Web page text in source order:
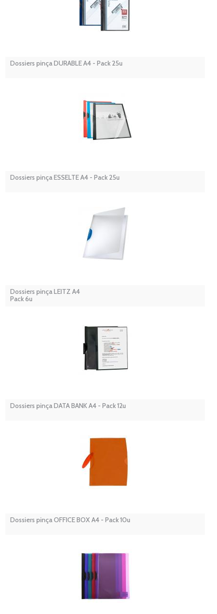
Dossiers pinça DURABLE A4 - Pack 25u
Dossiers pinça ESSELTE A4 - Pack 25u
Dossiers pinça LEITZ A4
Pack 6u
Dossiers pinça DATA BANK A4 - Pack 12u
Dossiers pinça OFFICE BOX A4 - Pack 10u